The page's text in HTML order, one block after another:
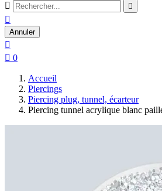
 

Annuler

 0
Accueil
Piercings
Piercing plug, tunnel, écarteur
Piercing tunnel acrylique blanc